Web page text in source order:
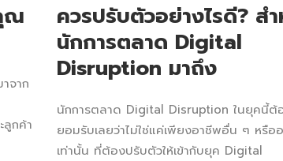
ณ
จาก
กค้า
ควรปรับตัวอย่างไรดี? ส
นักการตลาด Digital
Disruption มาถึง
นักการตลาด Digital Disruption ในยุคนี้ต้
ยอมรับเลยว่าไม่ใช่แค่เพียงอาชีพอื่น ๆ หรือ
เท่านั้น ที่ต้องปรับตัวให้เข้ากับยุค Digital